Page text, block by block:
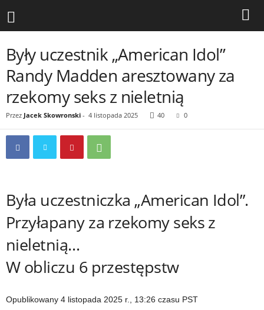
Były uczestnik „American Idol”
Randy Madden aresztowany za
rzekomy seks z nieletnią
Przez Jacek Skowronski - 4 listopada 2025 40 0
Była uczestniczka „American Idol”.
Przyłapany za rzekomy seks z
nieletnią…
W obliczu 6 przestępstw
Opublikowany 4 listopada 2025 r., 13:26 czasu PST